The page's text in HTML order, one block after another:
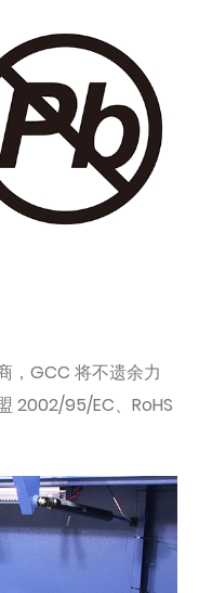
，GCC 将不遗余力
2002/95/EC、RoHS